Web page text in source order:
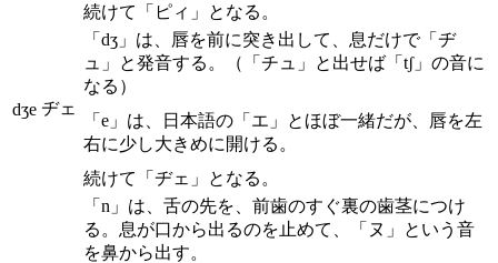
続けて「ピィ」となる。
dʒe ヂェ
「dʒ」は、唇を前に突き出して、息だけで「ヂ
ュ」と発音する。（「チュ」と出せば「tʃ」の音に
なる）
「e」は、日本語の「エ」とほぼ一緒だが、唇を左
右に少し大きめに開ける。
続けて「ヂェ」となる。
「n」は、舌の先を、前歯のすぐ裏の歯茎につけ
る。息が口から出るのを止めて、「ヌ」という音
を鼻から出す。